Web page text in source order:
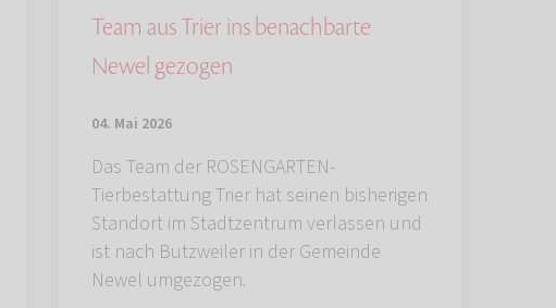
Team aus Trier ins benachbarte
Newel gezogen
04. Mai 2026
Das Team der ROSENGARTEN-
Tierbestattung Trier hat seinen bisherigen
Standort im Stadtzentrum verlassen und
ist nach Butzweiler in der Gemeinde
Newel umgezogen.